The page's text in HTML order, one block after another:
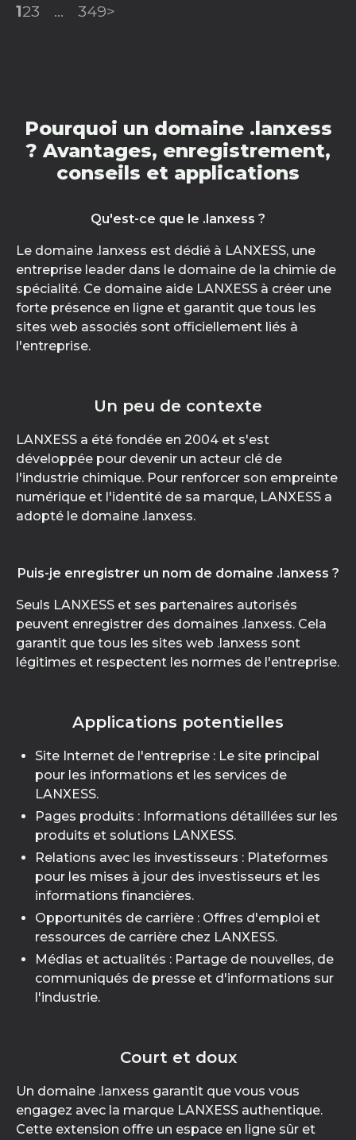
123 ... 349>
Pourquoi un domaine .lanxess
? Avantages, enregistrement,
conseils et applications
Qu'est-ce que le .lanxess ?
Le domaine .lanxess est dédié à LANXESS, une
entreprise leader dans le domaine de la chimie de
spécialité. Ce domaine aide LANXESS à créer une
forte présence en ligne et garantit que tous les
sites web associés sont officiellement liés à
l'entreprise.
Un peu de contexte
LANXESS a été fondée en 2004 et s'est
développée pour devenir un acteur clé de
l'industrie chimique. Pour renforcer son empreinte
numérique et l'identité de sa marque, LANXESS a
adopté le domaine .lanxess.
Puis-je enregistrer un nom de domaine .lanxess ?
Seuls LANXESS et ses partenaires autorisés
peuvent enregistrer des domaines .lanxess. Cela
garantit que tous les sites web .lanxess sont
légitimes et respectent les normes de l'entreprise.
Applications potentielles
Site Internet de l'entreprise : Le site principal
pour les informations et les services de
LANXESS.
Pages produits : Informations détaillées sur les
produits et solutions LANXESS.
Relations avec les investisseurs : Plateformes
pour les mises à jour des investisseurs et les
informations financières.
Opportunités de carrière : Offres d'emploi et
ressources de carrière chez LANXESS.
Médias et actualités : Partage de nouvelles, de
communiqués de presse et d'informations sur
l'industrie.
Court et doux
Un domaine .lanxess garantit que vous vous
engagez avec la marque LANXESS authentique.
Cette extension offre un espace en ligne sûr et